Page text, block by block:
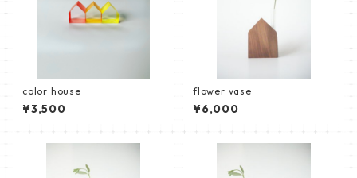
color house
¥3,500
flower vase
¥6,000